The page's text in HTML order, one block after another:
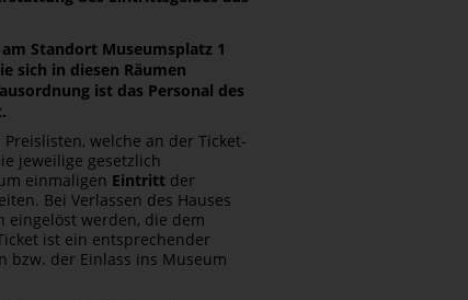
Standort Museumsplatz 1
sich in diesen Räumen
ist das Personal des
welche an der Ticket­
jeweilige gesetzlich
einmaligen Eintritt der
Bei Verlassen des Hauses
eingelöst werden, die dem
ist ein entsprechender
bzw. der Einlass ins Museum